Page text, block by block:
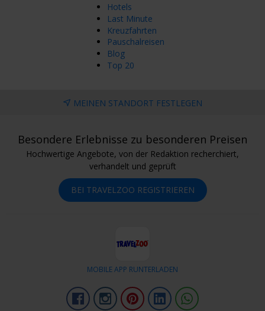
Hotels
Last Minute
Kreuzfahrten
Pauschalreisen
Blog
Top 20
MEINEN STANDORT FESTLEGEN
Besondere Erlebnisse zu besonderen Preisen
Hochwertige Angebote, von der Redaktion recherchiert,
verhandelt und geprüft
BEI TRAVELZOO REGISTRIEREN
MOBILE APP RUNTERLADEN
FacebookInstagramPinterestLinkedIn